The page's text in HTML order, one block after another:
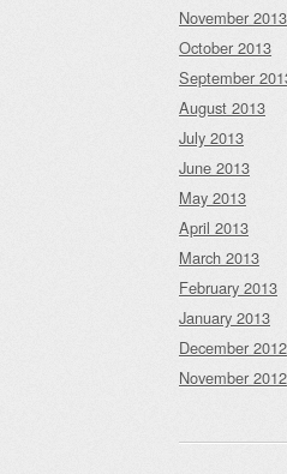
November 2013
October 2013
September
August 2013
July 2013
June 2013
May 2013
April 2013
March 2013
February 2013
January 2013
December 2012
November 2012